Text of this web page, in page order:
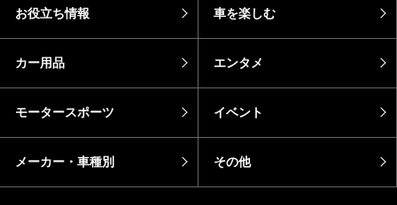
お役立ち情報 車を楽しむ
カー用品 エンタメ
モータースポーツ イベント
メーカー・車種別 その他